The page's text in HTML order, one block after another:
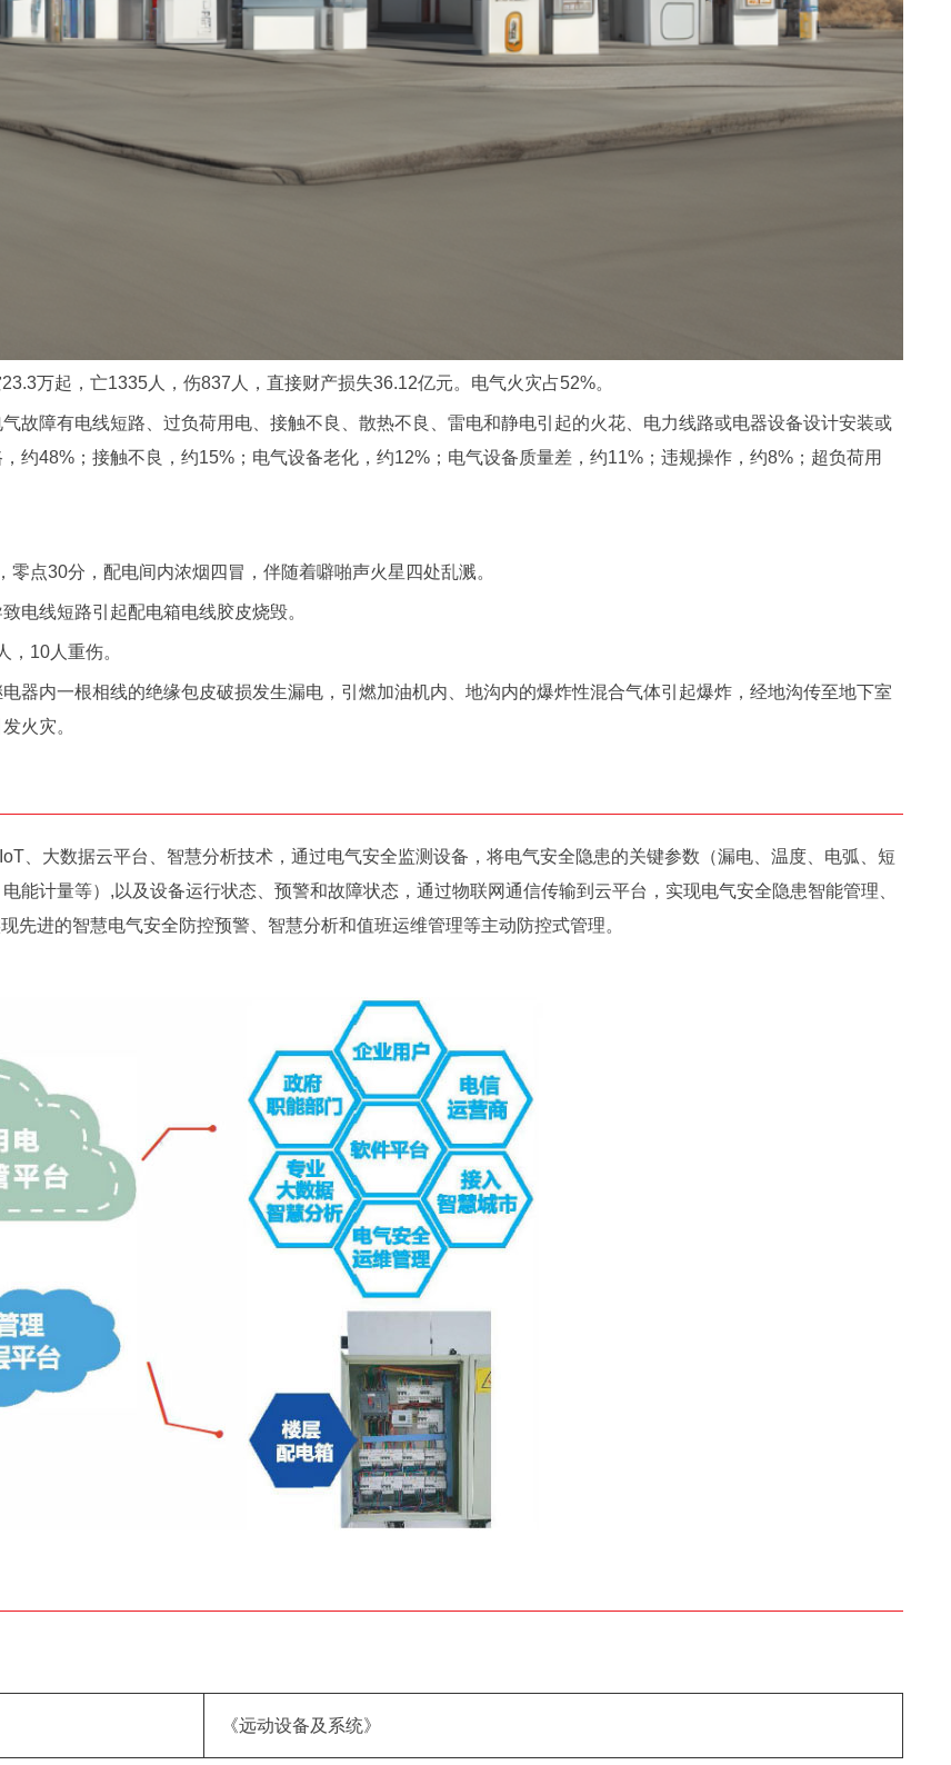
万起，亡1335人，伤837人，直接财产损失36.12亿元。电气火灾占52%。
故障有电线短路、过负荷用电、接触不良、散热不良、雷电和静电引起的火花、电力线路或电器设备设计安装或
约48%；接触不良，约15%；电气设备老化，约12%；电气设备质量差，约11%；违规操作，约8%；超负荷用
点30分，配电间内浓烟四冒，伴随着噼啪声火星四处乱溅。
电线短路引起配电箱电线胶皮烧毁。
10人重伤。
器内一根相线的绝缘包皮破损发生漏电，引燃加油机内、地沟内的爆炸性混合气体引起爆炸，经地沟传至地下室
火灾。
、大数据云平台、智慧分析技术，通过电气安全监测设备，将电气安全隐患的关键参数（漏电、温度、电弧、短
计量等）,以及设备运行状态、预警和故障状态，通过物联网通信传输到云平台，实现电气安全隐患智能管理、
进的智慧电气安全防控预警、智慧分析和值班运维管理等主动防控式管理。
《远动设备及系统》